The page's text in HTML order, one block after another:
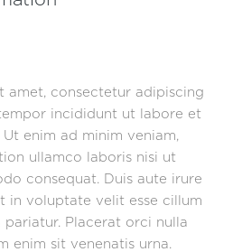
amet, consectetur adipiscing
incididunt ut labore et
enim ad minim veniam,
ullamco laboris nisi ut
consequat. Duis aute irure
in voluptate velit esse cillum
Placerat orci nulla
enim sit venenatis urna.